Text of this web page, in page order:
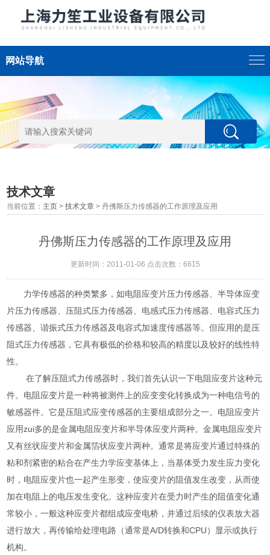
网站导航
技术文章
当前位置： 主页 >技术文章 > 丹佛斯压力传感器的工作原理及应用
丹佛斯压力传感器的工作原理及应用
更新时间：2011-01-06 点击次数：6615
力学传感器的种类繁多，如电阻应变片压力传感器、半导体应变
片压力传感器、压阻式压力传感器、电感式压力传感器、电容式压力
传感器、谐振式压力传感器及电容式加速度传感器等。但应用的是压
阻式压力传感器，它具有极低的价格和较高的精度以及较好的线性特
性。
在了解压阻式力传感器时，我们首先认识一下电阻应变片这种元
件。电阻应变片是一种将被测件上的应变变化转换成为一种电信号的
敏感器件。它是压阻式应变传感器的主要组成部分之一。电阻应变片
应用zui多的是金属电阻应变片和半导体应变片两种。金属电阻应变片
又有丝状应变片和金属箔状应变片两种。通常是将应变片通过特殊的
粘和剂紧密的粘合在产生力学应变基体上，当基体受力发生应力变化
时，电阻应变片也一起产生形变，使应变片的阻值发生改变，从而使
加在电阻上的电压发生变化。这种应变片在受力时产生的阻值变化通
常较小，一般这种应变片都组成应变电桥，并通过后续的仪表放大器
进行放大，再传输给处理电路（通常是A/D转换和CPU）显示或执行
机构。